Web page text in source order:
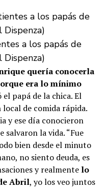
a los papás de
quería conocerla
era lo mínimo
el papá de la chica. El
de comida rápida.
y ese día conocieron
salvaron la vida. “Fue
bien desde el minuto
no siento deuda, es
y realmente lo
Abril, yo los veo juntos